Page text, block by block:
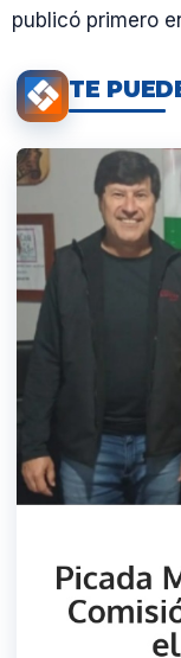
publicó primero
TE